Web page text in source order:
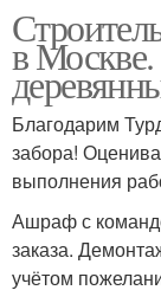
в Москве.
Благодарим
забора!
выполнения
Ашраф с
заказа.
учётом